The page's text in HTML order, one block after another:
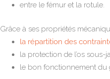
entre le fémur et la rotule.
Grâce à ses propriétés
la répartition des
la protection de l’os sous-
le bon fonctionnement du